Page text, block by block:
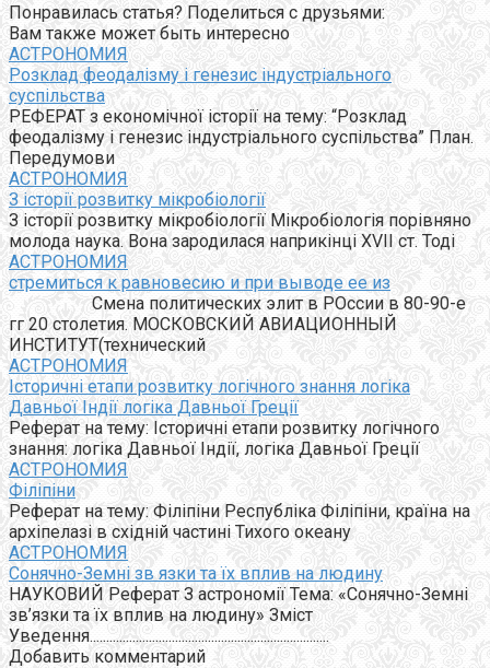
Понравилась статья? Поделиться с друзьями:
Вам также может быть интересно
АСТРОНОМИЯ
Розклад феодалізму і генезис індустріального
суспільства
РЕФЕРАТ з економічної історії на тему: “Розклад
феодалізму і генезис індустріального суспільства” План.
Передумови
АСТРОНОМИЯ
З історії розвитку мікробіології
З історії розвитку мікробіології Мікробіологія порівняно
молода наука. Вона зародилася наприкінці XVII ст. Тоді
АСТРОНОМИЯ
стремиться к равновесию и при выводе ее из
Смена политических элит в РОссии в 80-90-е
гг 20 столетия. МОСКОВСКИЙ АВИАЦИОННЫЙ
ИНСТИТУТ(технический
АСТРОНОМИЯ
Історичні етапи розвитку логічного знання логіка
Давньої Індії логіка Давньої Греції
Реферат на тему: Історичні етапи розвитку логічного
знання: логіка Давньої Індії, логіка Давньої Греції
АСТРОНОМИЯ
Філіпіни
Реферат на тему: Філіпіни Республіка Філіпіни, країна на
архіпелазі в східній частині Тихого океану
АСТРОНОМИЯ
Сонячно-Земні зв язки та їх вплив на людину
НАУКОВИЙ Реферат З астрономії Тема: «Сонячно-Земні
зв’язки та їх вплив на людину» Зміст
Уведення.........................................................................
Добавить комментарий